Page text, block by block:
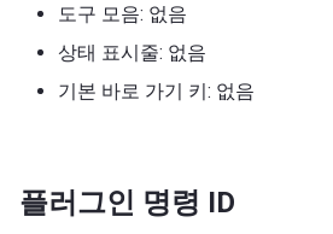
도구 모음: 없음
상태 표시줄: 없음
기본 바로 가기 키: 없음
플러그인 명령 ID